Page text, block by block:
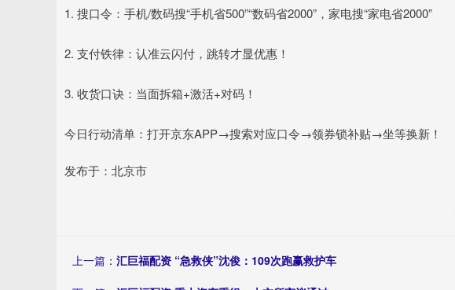
1. 搜口令：手机/数码搜“手机省500”“数码省2000”，家电搜“家电省2000”
2. 支付铁律：认准云闪付，跳转才显优惠！
3. 收货口诀：当面拆箱+激活+对码！
今日行动清单：打开京东APP→搜索对应口令→领券锁补贴→坐等换新！
发布于：北京市
上一篇： 汇巨福配资 “急救侠”沈俊：109次跑赢救护车